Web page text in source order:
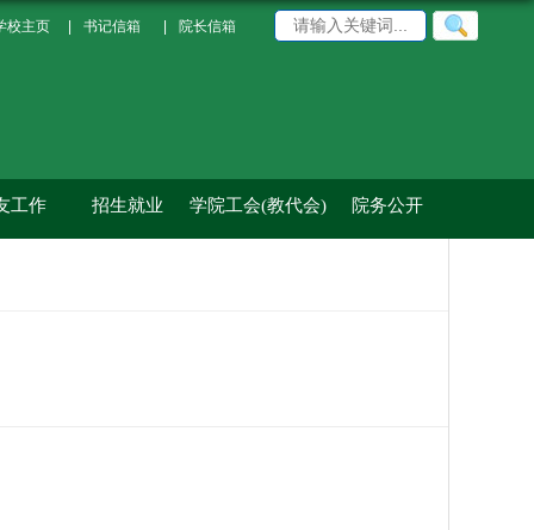
校主页 书记信箱 院长信箱
工作 招生就业 学院工会(教代会) 院务公开